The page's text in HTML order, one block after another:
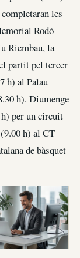
les
Rodó
Riembau, la
partit pel tercer
h) al Palau
h). Diumenge
per un circuit
h) al CT
de bàsquet